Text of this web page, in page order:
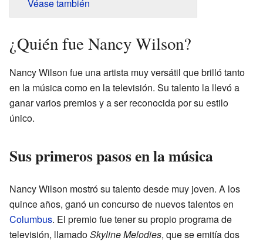
Véase también
¿Quién fue Nancy Wilson?
Nancy Wilson fue una artista muy versátil que brilló tanto
en la música como en la televisión. Su talento la llevó a
ganar varios premios y a ser reconocida por su estilo
único.
Sus primeros pasos en la música
Nancy Wilson mostró su talento desde muy joven. A los
quince años, ganó un concurso de nuevos talentos en
Columbus. El premio fue tener su propio programa de
televisión, llamadoSkyline Melodies, que se emitía dos